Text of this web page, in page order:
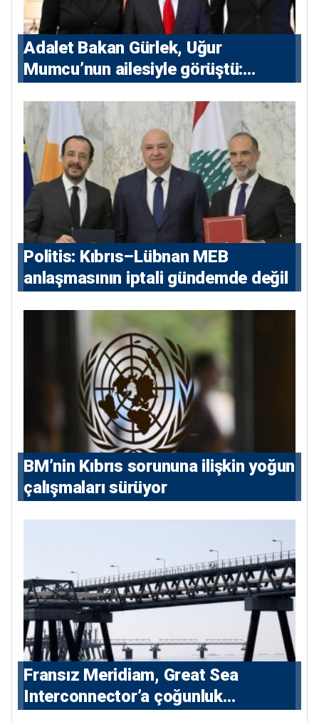
Adalet Bakan Gürlek, Uğur
Mumcu’nun ailesiyle görüştü:
devlet isterse her olayı ortaya
çıkarır”
Politis: Kıbrıs–Lübnan MEB
anlaşmasının iptali gündemde değil
BM’nin Kıbrıs sorununa ilişkin yoğun
çalışmaları sürüyor
Fransız Meridiam, Great Sea
Interconnector’a çoğunluk